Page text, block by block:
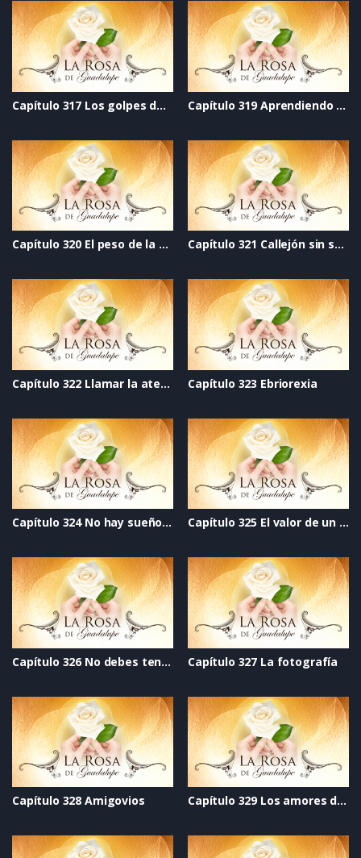
Capítulo 317 Los golpes de la vida Capítulo 319 Aprendiendo a educar
Capítulo 320 El peso de la verdad Capítulo 321 Callejón sin salida
Capítulo 322 Llamar la atención Capítulo 323 Ebriorexia
Capítulo 324 No hay sueños rotos Capítulo 325 El valor de un ser humano
Capítulo 326 No debes tener miedo Capítulo 327 La fotografía
Capítulo 328 Amigovios Capítulo 329 Los amores de la vida